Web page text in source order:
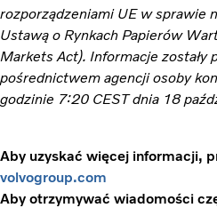
rozporządzeniami UE w sprawie
Ustawą o Rynkach Papierów
Markets Act). Informacje zostały
pośrednictwem agencji osoby
godzinie 7:20 CEST dnia 18
Aby uzyskać więcej informacji,
volvogroup.com
Aby otrzymywać wiadomości